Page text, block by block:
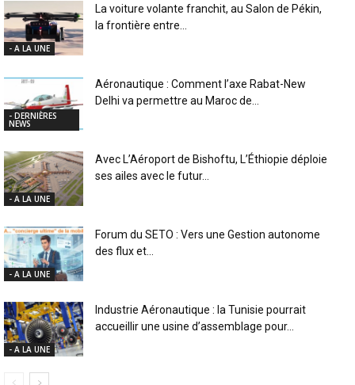
- A LA UNE
La voiture volante franchit, au Salon de Pékin,
la frontière entre...
- DERNIÈRES
NEWS
Aéronautique : Comment l’axe Rabat-New
Delhi va permettre au Maroc de...
- A LA UNE
Avec L’Aéroport de Bishoftu, L’Éthiopie déploie
ses ailes avec le futur...
- A LA UNE
Forum du SETO : Vers une Gestion autonome
des flux et...
- A LA UNE
Industrie Aéronautique : la Tunisie pourrait
accueillir une usine d’assemblage pour...